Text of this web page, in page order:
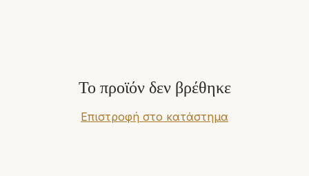
Το προϊόν δεν βρέθηκε
Επιστροφή στο κατάστημα